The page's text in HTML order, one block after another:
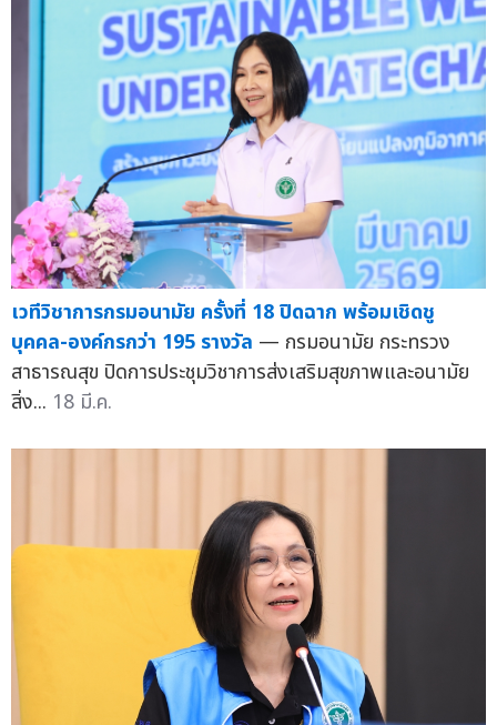
เวทีวิชาการกรมอนามัย ครั้งที่ 18 ปิดฉาก พร้อมเชิดชู
บุคคล-องค์กรกว่า 195 รางวัล — กรมอนามัย กระทรวง
สาธารณสุข ปิดการประชุมวิชาการส่งเสริมสุขภาพและอนามัย
สิ่ง... 18 มี.ค.